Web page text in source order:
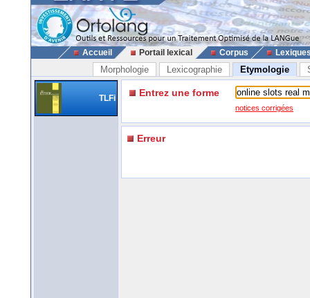
Accueil Portail lexical Corpus
Morphologie Lexicographie Etymologie
TLFi Entrez une forme
notices corrigées
Erreur